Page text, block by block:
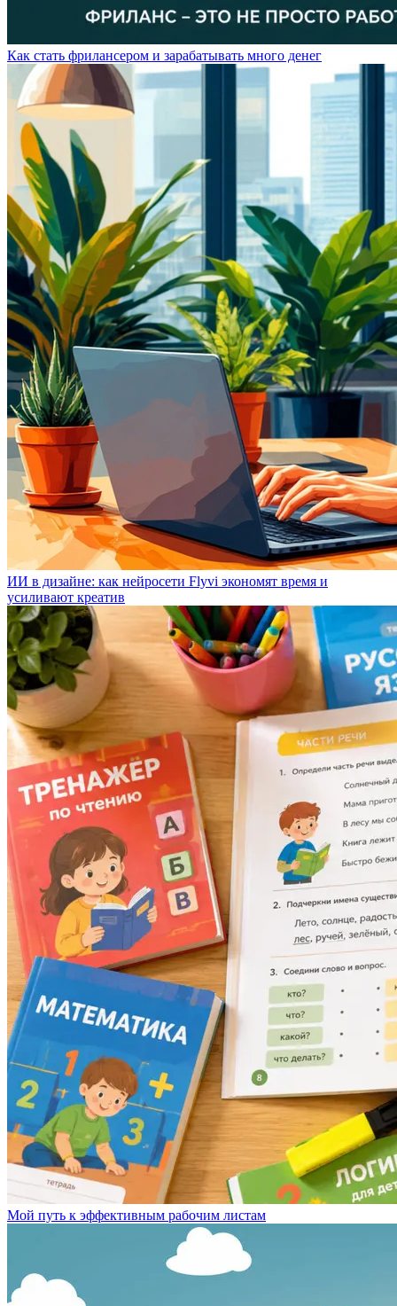
Как стать фрилансером и зарабатывать много денег
ИИ в дизайне: как нейросети Flyvi экономят время и
усиливают креатив
Мой путь к эффективным рабочим листам